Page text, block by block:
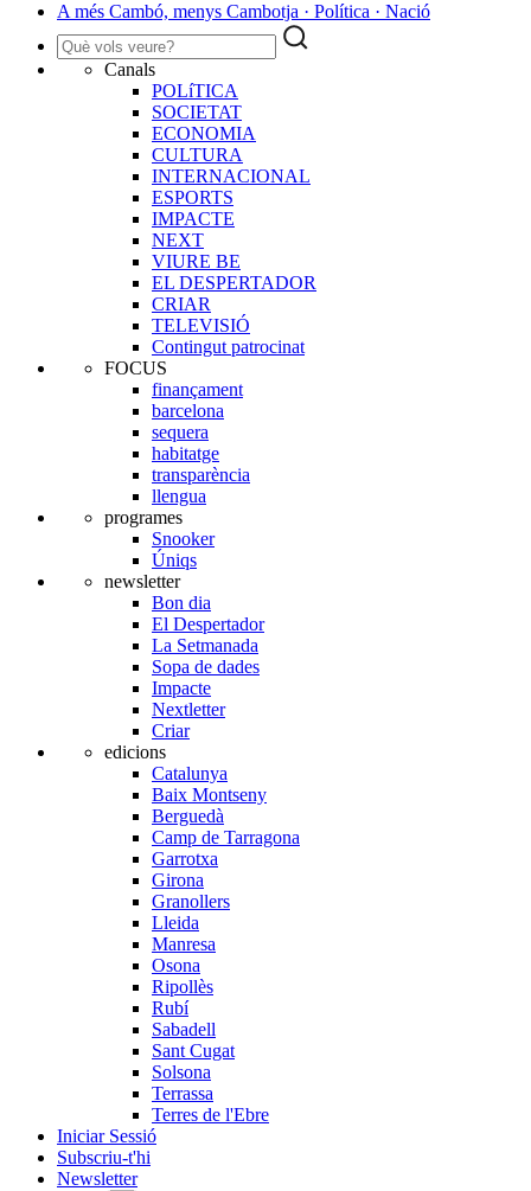
A més Cambó, menys Cambotja · Política · Nació
Canals
POLíTICA
SOCIETAT
ECONOMIA
CULTURA
INTERNACIONAL
ESPORTS
IMPACTE
NEXT
VIURE BE
EL DESPERTADOR
CRIAR
TELEVISIÓ
Contingut patrocinat
FOCUS
finançament
barcelona
sequera
habitatge
transparència
llengua
programes
Snooker
Úniqs
newsletter
Bon dia
El Despertador
La Setmanada
Sopa de dades
Impacte
Nextletter
Criar
edicions
Catalunya
Baix Montseny
Berguedà
Camp de Tarragona
Garrotxa
Girona
Granollers
Lleida
Manresa
Osona
Ripollès
Rubí
Sabadell
Sant Cugat
Solsona
Terrassa
Terres de l'Ebre
Iniciar Sessió
Subscriu-t'hi
Newsletter